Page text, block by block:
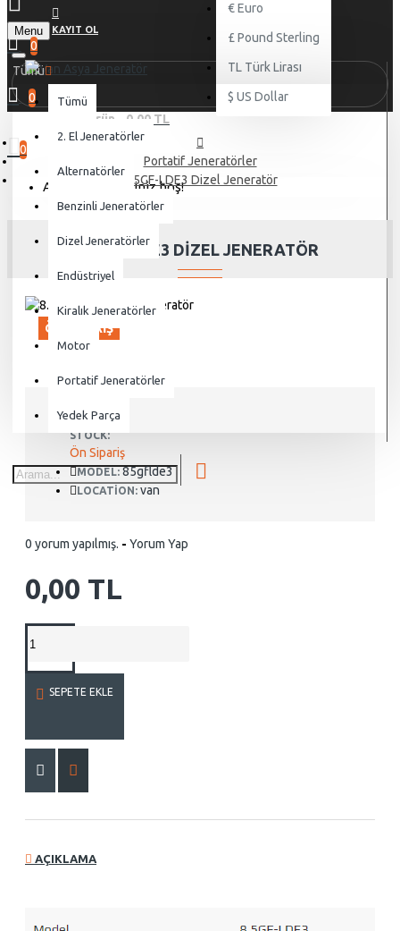
KAYIT OL
€ Euro
£ Pound Sterling
TL Türk Lirası
$ US Dollar
Menu
0
0
0 ürün - 0,00 TL
0
Alışveriş sepetiniz boş!
Tümü
Tümü
2. El Jeneratörler
Alternatörler
Benzinli Jeneratörler
Dizel Jeneratörler
Endüstriyel
Kiralık Jeneratörler
Motor
Portatif Jeneratörler
Yedek Parça
Portatif Jeneratörler
8.5GF-LDE3 Dizel Jeneratör
8.5GF-LDE3 DIZEL JENERATÖR
ÖN SIPARIŞ
STOCK:
Ön Sipariş
MODEL: 85gflde3
LOCATION: van
0 yorum yapılmış. - Yorum Yap
0,00 TL
SEPETE EKLE
AÇIKLAMA